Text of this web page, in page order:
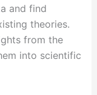
and find
theories.
from the
into scientific